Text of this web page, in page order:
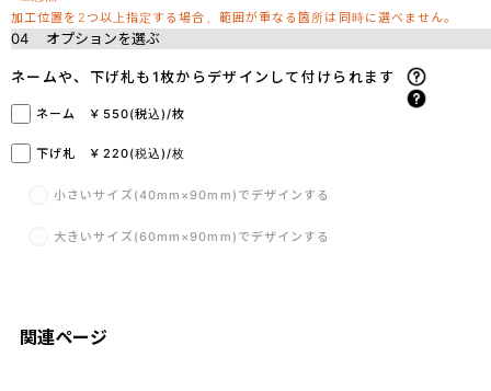
加工位置を2つ以上指定する場合、範囲が重なる箇所は同時に選べません。
04 オプションを選ぶ
ネームや、下げ札も1枚からデザインして付けられます
ネーム ￥550(税込)/枚
下げ札 ￥220(税込)/枚
小さいサイズ(40mm×90mm)でデザインする
大きいサイズ(60mm×90mm)でデザインする
関連ページ